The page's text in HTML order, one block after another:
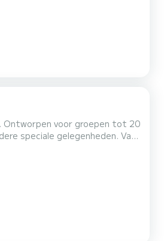
Ontworpen voor groepen tot 20
gelegenheden. Vaar
Bezoek het Los
je favoriet...